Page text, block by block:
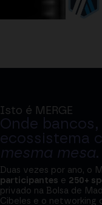
Isto é MERGE
Onde
ecossistema
mesma mesa.
Duas vezes por ano, o
participantes e 250+
privado na Bolsa de
Cibeles e o networking